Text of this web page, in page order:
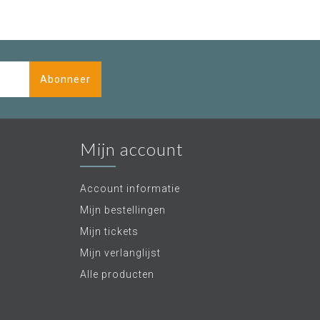
Abonneer
Mijn account
Account informatie
Mijn bestellingen
Mijn tickets
Mijn verlanglijst
Alle producten